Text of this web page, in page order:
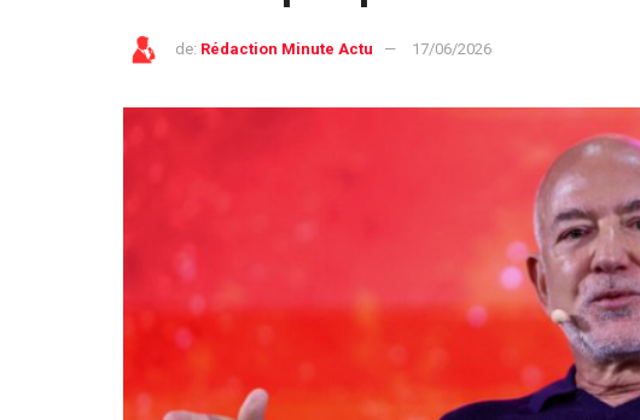
de: Rédaction Minute Actu 17/06/2026